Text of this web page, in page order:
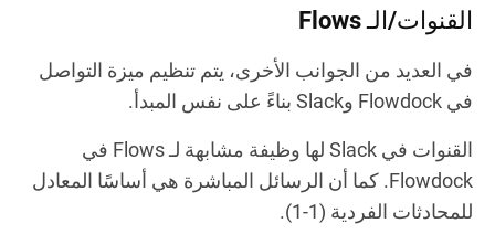
القنوات/الـ Flows
في العديد من الجوانب الأخرى، يتم تنظيم ميزة التواصل
في Flowdock وSlack بناءً على نفس المبدأ.
القنوات في Slack لها وظيفة مشابهة لـ Flows في
Flowdock. كما أن الرسائل المباشرة هي أساسًا المعادل
للمحادثات الفردية (1-1).